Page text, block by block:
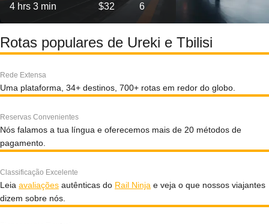
4 hrs 3 min $32 6
Rotas populares de Ureki e Tbilisi
Rede Extensa
Uma plataforma, 34+ destinos, 700+ rotas em redor do globo.
Reservas Convenientes
Nós falamos a tua língua e oferecemos mais de 20 métodos de
pagamento.
Classificação Excelente
Leia avaliações autênticas do Rail Ninja e veja o que nossos viajantes
dizem sobre nós.